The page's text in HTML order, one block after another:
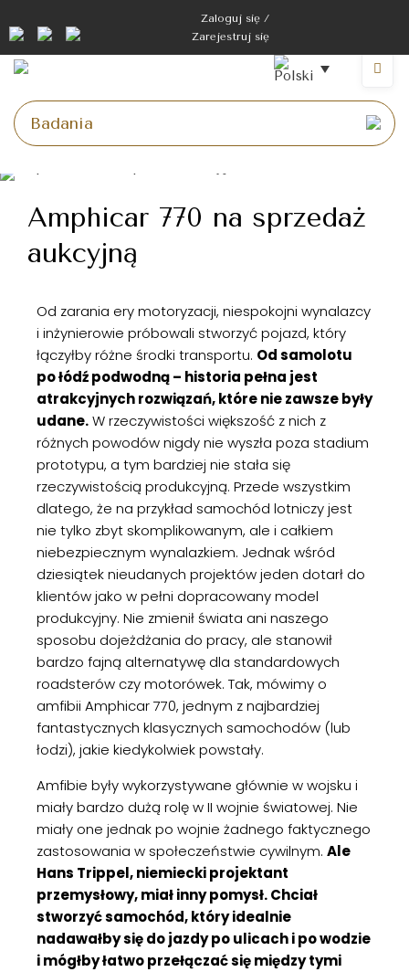
Zaloguj się /
Zarejestruj się
Amphicar 770 na sprzedaż
aukcyjną
Od zarania ery motoryzacji, niespokojni wynalazcy
i inżynierowie próbowali stworzyć pojazd, który
łączyłby różne środki transportu. Od samolotu
po łódź podwodną – historia pełna jest
atrakcyjnych rozwiązań, które nie zawsze były
udane.W rzeczywistości większość z nich z
różnych powodów nigdy nie wyszła poza stadium
prototypu, a tym bardziej nie stała się
rzeczywistością produkcyjną. Przede wszystkim
dlatego, że na przykład samochód lotniczy jest
nie tylko zbyt skomplikowanym, ale i całkiem
niebezpiecznym wynalazkiem. Jednak wśród
dziesiątek nieudanych projektów jeden dotarł do
klientów jako w pełni dopracowany model
produkcyjny. Nie zmienił świata ani naszego
sposobu dojeżdżania do pracy, ale stanowił
bardzo fajną alternatywę dla standardowych
roadsterów czy motorówek. Tak, mówimy o
amfibii Amphicar 770, jednym z najbardziej
fantastycznych klasycznych samochodów (lub
łodzi), jakie kiedykolwiek powstały.
Amfibie były wykorzystywane głównie w wojsku i
miały bardzo dużą rolę w II wojnie światowej. Nie
miały one jednak po wojnie żadnego faktycznego
zastosowania w społeczeństwie cywilnym. Ale
Hans Trippel, niemiecki projektant
przemysłowy, miał inny pomysł. Chciał
stworzyć samochód, który idealnie
nadawałby się do jazdy po ulicach i po wodzie
i mógłby łatwo przełączać się między tymi